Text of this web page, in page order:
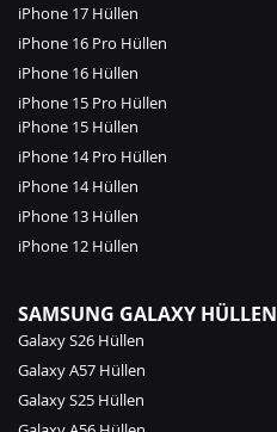
iPhone 17 Hüllen
iPhone 16 Pro Hüllen
iPhone 16 Hüllen
iPhone 15 Pro Hüllen
iPhone 15 Hüllen
iPhone 14 Pro Hüllen
iPhone 14 Hüllen
iPhone 13 Hüllen
iPhone 12 Hüllen
SAMSUNG GALAXY HÜLLEN
Galaxy S26 Hüllen
Galaxy A57 Hüllen
Galaxy S25 Hüllen